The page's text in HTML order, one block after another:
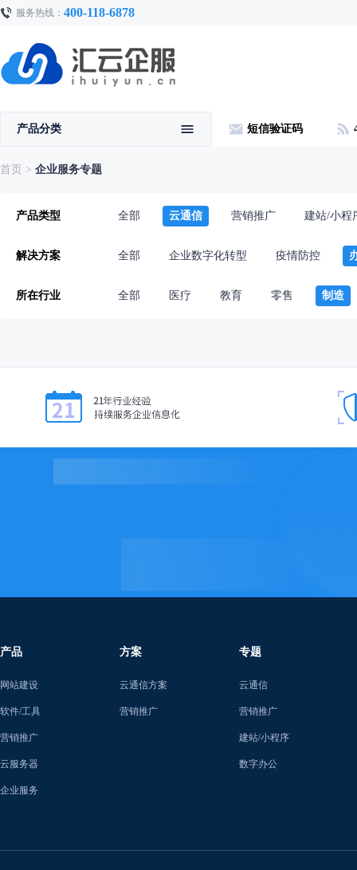
服务热线： 400-118-6878
产品分类 短信验证码
首页 > 企业服务专题
产品类型 全部 云通信 营销推广 建站/小程
解决方案 全部 企业数字化转型 疫情防控
所在行业 全部 医疗 教育 零售 制造
产品
网站建设
软件/工具
营销推广
云服务器
企业服务
方案
云通信方案
营销推广
专题
云通信
营销推广
建站/小程序
数字办公